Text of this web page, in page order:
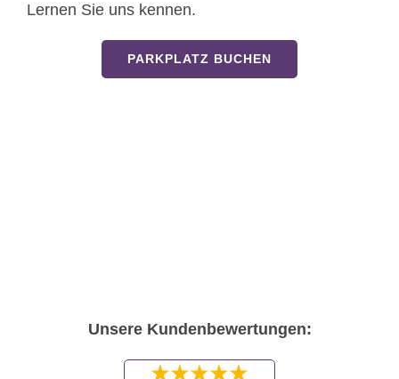
Lernen Sie uns kennen.
PARKPLATZ BUCHEN
Unsere Kundenbewertungen: